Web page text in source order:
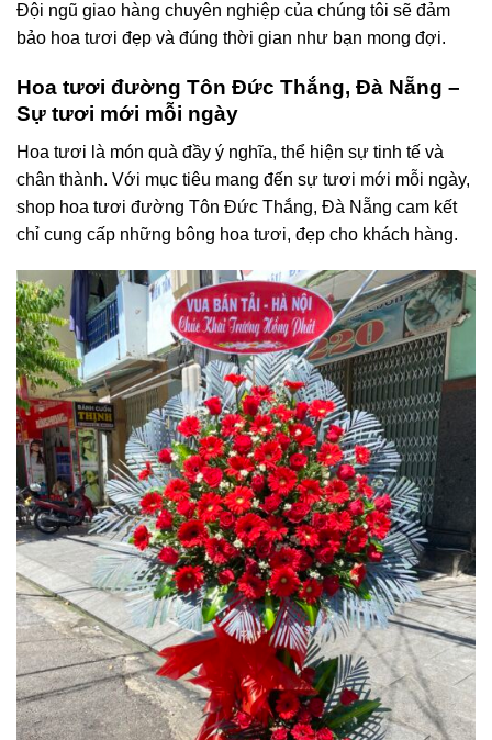
Đội ngũ giao hàng chuyên nghiệp của chúng tôi sẽ đảm
bảo hoa tươi đẹp và đúng thời gian như bạn mong đợi.
Hoa tươi đường Tôn Đức Thắng, Đà Nẵng –
Sự tươi mới mỗi ngày
Hoa tươi là món quà đầy ý nghĩa, thể hiện sự tinh tế và
chân thành. Với mục tiêu mang đến sự tươi mới mỗi ngày,
shop hoa tươi đường Tôn Đức Thắng, Đà Nẵng cam kết
chỉ cung cấp những bông hoa tươi, đẹp cho khách hàng.